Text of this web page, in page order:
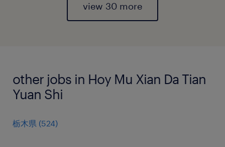
view 30 more
other jobs in Hoy Mu Xian Da Tian
Yuan Shi
栃木県 (524)